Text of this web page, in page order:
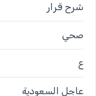
شرح قرار
صحي
ع
عاجل السعودية